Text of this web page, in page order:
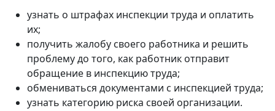
узнать о штрафах инспекции труда и оплатить
их;
получить жалобу своего работника и решить
проблему до того, как работник отправит
обращение в инспекцию труда;
обмениваться документами с инспекцией труда;
узнать категорию риска своей организации.